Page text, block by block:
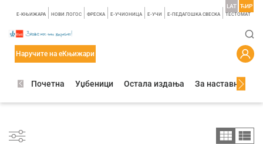
E-КЊИЖАРА НОВИ ЛОГОС ФРЕСКА E-УЧИОНИЦА E-УЧИ Е-ПЕДАГОШКА СВЕСКА TЕСТОМАТ
LAT ЋИР
Наручите на еКњижари
Почетна Уџбеници Остала издања За наставнике